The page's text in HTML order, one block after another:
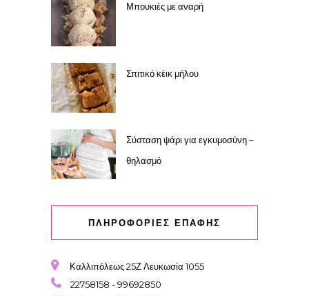
Μπουκιές με αναρή
Σπιτικό κέικ μήλου
Σύσταση ψάρι για εγκυμοσύνη –
θηλασμό
ΠΛΗΡΟΦΟΡΙΕΣ ΕΠΑΦΗΣ
Καλλιπόλεως 25Ζ Λευκωσία 1055
22758158 - 99692850